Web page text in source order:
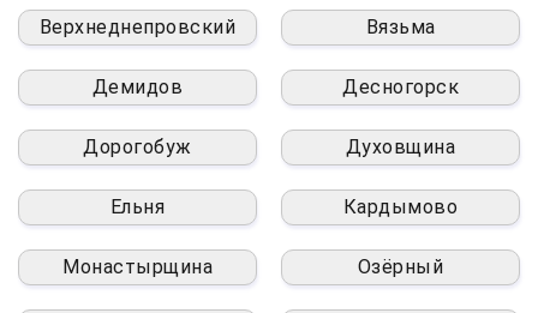
Верхнеднепровский Вязьма
Демидов Десногорск
Дорогобуж Духовщина
Ельня Кардымово
Монастырщина Озёрный